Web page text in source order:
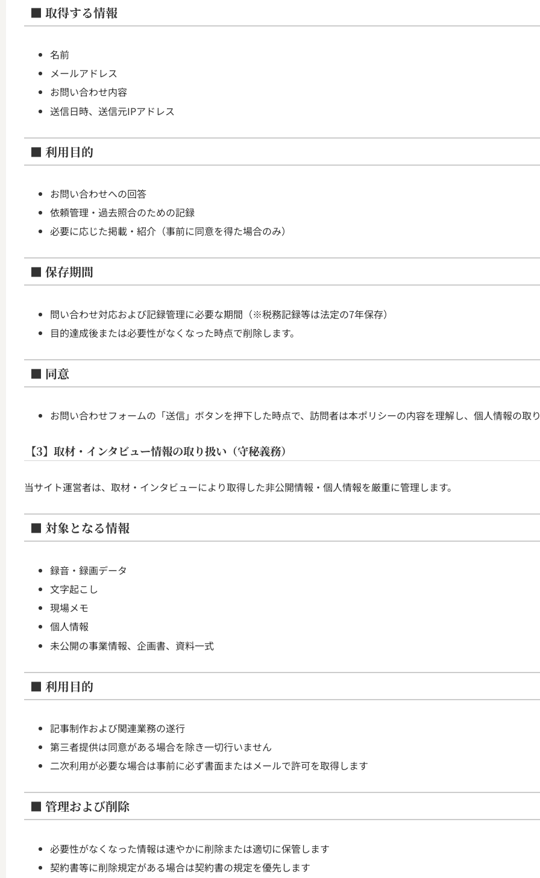
■ 取得する情報
名前
メールアドレス
お問い合わせ内容
送信日時、送信元IPアドレス
■ 利用目的
お問い合わせへの回答
依頼管理・過去照合のための記録
必要に応じた掲載・紹介（事前に同意を得た場合のみ）
■ 保存期間
問い合わせ対応および記録管理に必要な期間（※税務記録等は法定の7年保存）
目的達成後または必要性がなくなった時点で削除します。
■ 同意
お問い合わせフォームの「送信」ボタンを押下した時点で、訪問者は本ポリシーの内容を理解し、個人情報の取
【3】取材・インタビュー情報の取り扱い（守秘義務）
当サイト運営者は、取材・インタビューにより取得した非公開情報・個人情報を厳重に管理します。
■ 対象となる情報
録音・録画データ
文字起こし
現場メモ
個人情報
未公開の事業情報、企画書、資料一式
■ 利用目的
記事制作および関連業務の遂行
第三者提供は同意がある場合を除き一切行いません
二次利用が必要な場合は事前に必ず書面またはメールで許可を取得します
■ 管理および削除
必要性がなくなった情報は速やかに削除または適切に保管します
契約書等に削除規定がある場合は契約書の規定を優先します